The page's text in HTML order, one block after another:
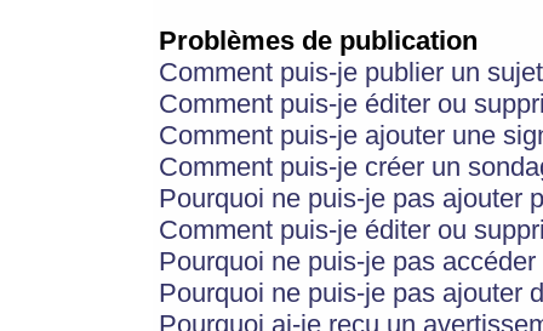
Problèmes de publication
Comment puis-je publier un
Comment puis-je éditer ou
Comment puis-je ajouter une
Comment puis-je créer un
Pourquoi ne puis-je pas ajouter
Comment puis-je éditer ou
Pourquoi ne puis-je pas
Pourquoi ne puis-je pas ajouter
Pourquoi ai-je reçu un